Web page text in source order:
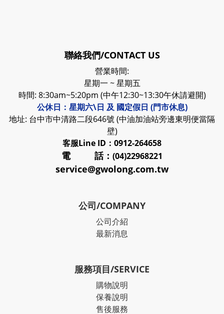
聯絡我們/CONTACT US
營業時間:
星期一 ~ 星期五
時間: 8:30am~5:20pm (中午12:30~13:30午休請避開)
公休日：星期六\日 及 國定假日 (門市休息)
地址: 台中市中清路二段646號 (中油加油站旁邊東明便當隔
壁)
客服Line ID：0912-264658
電 話： (04)22968221
service@gwolong.com.tw
公司/COMPANY
公司介紹
最新消息
服務項目/SERVICE
購物說明
保養說明
售後服務